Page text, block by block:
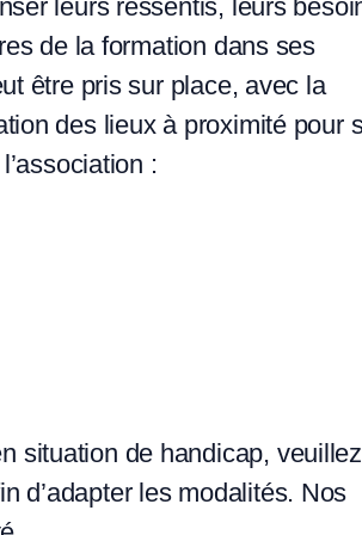
leurs ressentis, leurs
de la formation dans ses
être pris sur place, avec la
des lieux à proximité pour
:
situation de handicap, veuillez
d’adapter les modalités. Nos